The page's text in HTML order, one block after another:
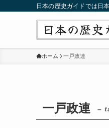
日本の歴史ガイドでは日
ホーム 一戸政連
一戸政連 –